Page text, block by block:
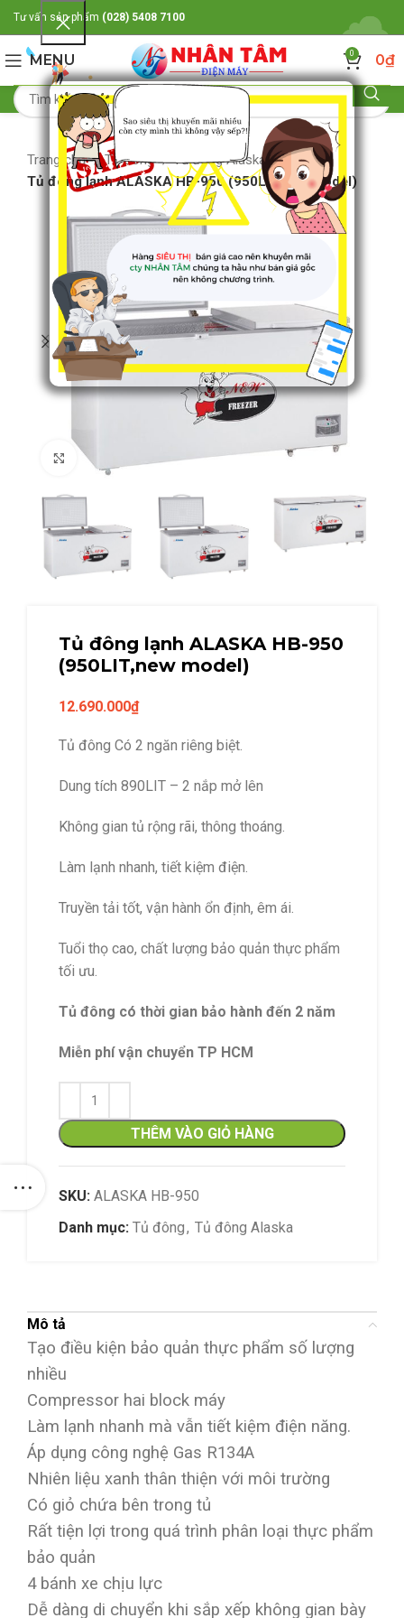
Tư vấn sản phẩm (028) 5408 7100
MENU 0 0₫
Trang chủ Tủ đông
Tủ đông Alaska
Tủ đông lạnh ALASKA HB-950 (950LIT,new model)
Click to enlarge
Tủ đông lạnh ALASKA HB-950
(950LIT,new model)
12.690.000₫
Tủ đông Có 2 ngăn riêng biệt.
Dung tích 890LIT – 2 nắp mở lên
Không gian tủ rộng rãi, thông thoáng.
Làm lạnh nhanh, tiết kiệm điện.
Truyền tải tốt, vận hành ổn định, êm ái.
Tuổi thọ cao, chất lượng bảo quản thực phẩm
tối ưu.
Tủ đông có thời gian bảo hành đến 2 năm
Miễn phí vận chuyển TP HCM
THÊM VÀO GIỎ HÀNG
SKU: ALASKA HB-950
Danh mục: Tủ đông, Tủ đông Alaska
Mô tả
Tạo điều kiện bảo quản thực phẩm số lượng
nhiều
Compressor hai block máy
Làm lạnh nhanh mà vẫn tiết kiệm điện năng.
Áp dụng công nghệ Gas R134A
Nhiên liệu xanh thân thiện với môi trường
Có giỏ chứa bên trong tủ
Rất tiện lợi trong quá trình phân loại thực phẩm
bảo quản
4 bánh xe chịu lực
Dễ dàng di chuyển khi sắp xếp không gian bày